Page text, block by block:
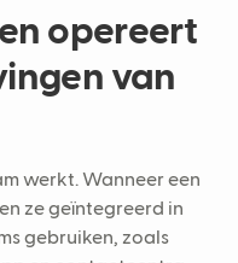
opereert
van
werkt. Wanneer een
ze geïntegreerd in
gebruiken, zoals